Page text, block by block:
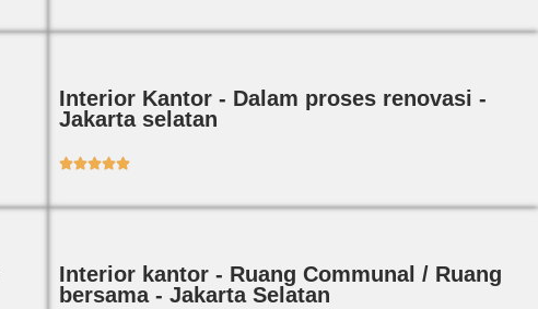
Interior Kantor - Dalam proses renovasi -
Jakarta selatan

Interior kantor - Ruang Communal / Ruang
bersama - Jakarta Selatan